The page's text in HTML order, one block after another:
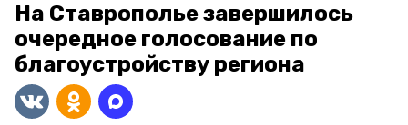
На Ставрополье завершилось
очередное голосование по
благоустройству региона